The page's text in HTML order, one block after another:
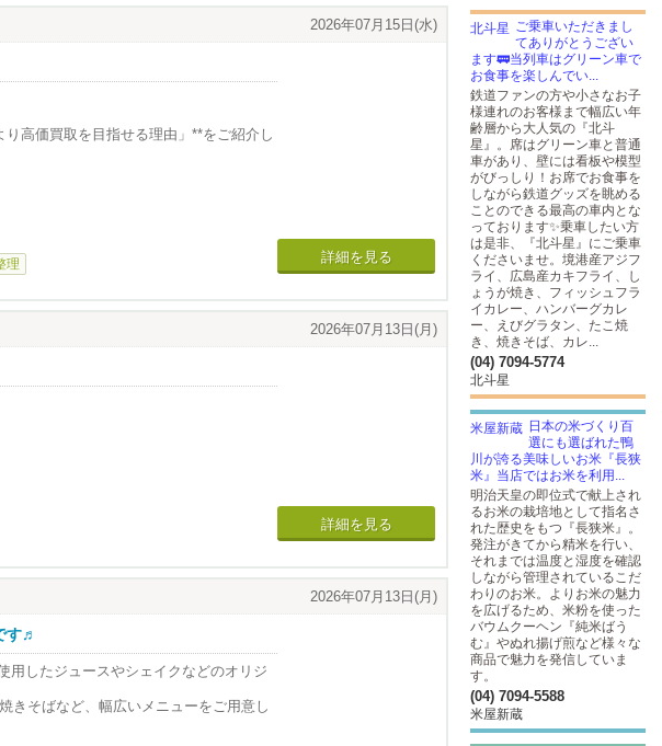
2026年07月15日(水)
高価買取を目指せる理由」**をご紹介し
スは店舗を持たないスタイルで営業し
えることができ、その分をできる限り
付けできる場合があります✨
😊
理 詳細を見る
2026年07月13日(月)
詳細を見る
2026年07月13日(月)
す♬
用したジュースやシェイクなどのオリジ
きそばなど、幅広いメニューをご用意し
ご乗車いただきまし
てありがとうござい
ます🚃当列車はグリーン車で
お食事を楽しんでい...
鉄道ファンの方や小さなお子
様連れのお客様まで幅広い年
齢層から大人気の『北斗
星』。席はグリーン車と普通
車があり、壁には看板や模型
がびっしり！お席でお食事を
しながら鉄道グッズを眺める
ことのできる最高の車内とな
っております✨乗車したい方
は是非、『北斗星』にご乗車
くださいませ。境港産アジフ
ライ、広島産カキフライ、し
ょうが焼き、フィッシュフラ
イカレー、ハンバーグカレ
ー、えびグラタン、たこ焼
き、焼きそば、カレ...
(04) 7094-5774
北斗星
日本の米づくり百
選にも選ばれた鴨
川が誇る美味しいお米『長狭
米』当店ではお米を利用...
明治天皇の即位式で献上され
るお米の栽培地として指名さ
れた歴史をもつ『長狭米』。
発注がきてから精米を行い、
それまでは温度と湿度を確認
しながら管理されているこだ
わりのお米。よりお米の魅力
を広げるため、米粉を使った
バウムクーヘン『純米ばう
む』やぬれ揚げ煎など様々な
商品で魅力を発信していま
す。
(04) 7094-5588
米屋新蔵